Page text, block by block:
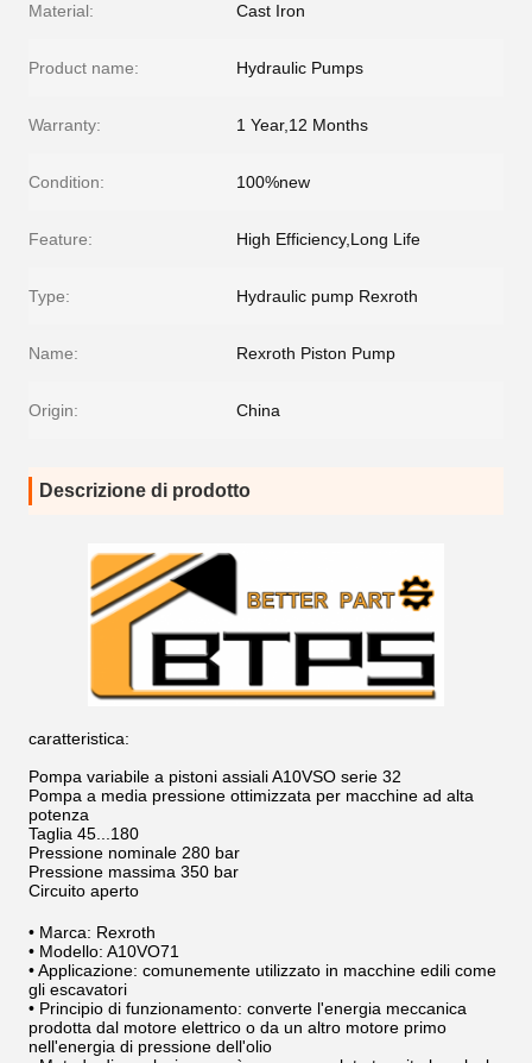
Material: Cast Iron
Product name: Hydraulic Pumps
Warranty: 1 Year,12 Months
Condition: 100%new
Feature: High Efficiency,Long Life
Type: Hydraulic pump Rexroth
Name: Rexroth Piston Pump
Origin: China
Descrizione di prodotto
caratteristica:
Pompa variabile a pistoni assiali A10VSO serie 32
Pompa a media pressione ottimizzata per macchine ad alta
potenza
Taglia 45...180
Pressione nominale 280 bar
Pressione massima 350 bar
Circuito aperto
• Marca: Rexroth
• Modello: A10VO71
• Applicazione: comunemente utilizzato in macchine edili come
gli escavatori
• Principio di funzionamento: converte l'energia meccanica
prodotta dal motore elettrico o da un altro motore primo
nell'energia di pressione dell'olio